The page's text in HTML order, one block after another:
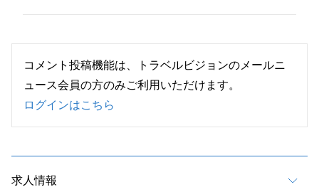
コメント投稿機能は、トラベルビジョンのメールニ
ュース会員の方のみご利用いただけます。
ログインはこちら
求人情報